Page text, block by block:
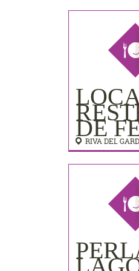
LIDO
DE
RIVA DEL